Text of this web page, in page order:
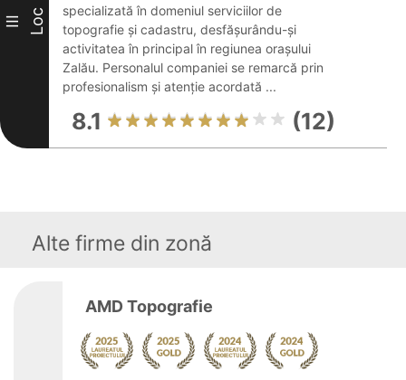
III Loc
specializată în domeniul serviciilor de
topografie și cadastru, desfășurându-și
activitatea în principal în regiunea orașului
Zalău. Personalul companiei se remarcă prin
profesionalism și atenție acordată ...
8.1 (12)
Alte firme din zonă
AMD Topografie